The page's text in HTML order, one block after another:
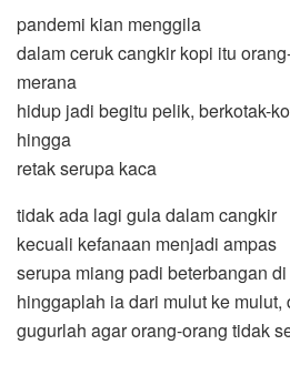
pandemi kian menggila
dalam ceruk cangkir kopi itu
merana
hidup jadi begitu pelik, berkotak-
hingga
retak serupa kaca
tidak ada lagi gula dalam cangkir
kecuali kefanaan menjadi ampas
serupa miang padi beterbangan
hinggaplah ia dari mulut ke
gugurlah agar orang-orang tidak